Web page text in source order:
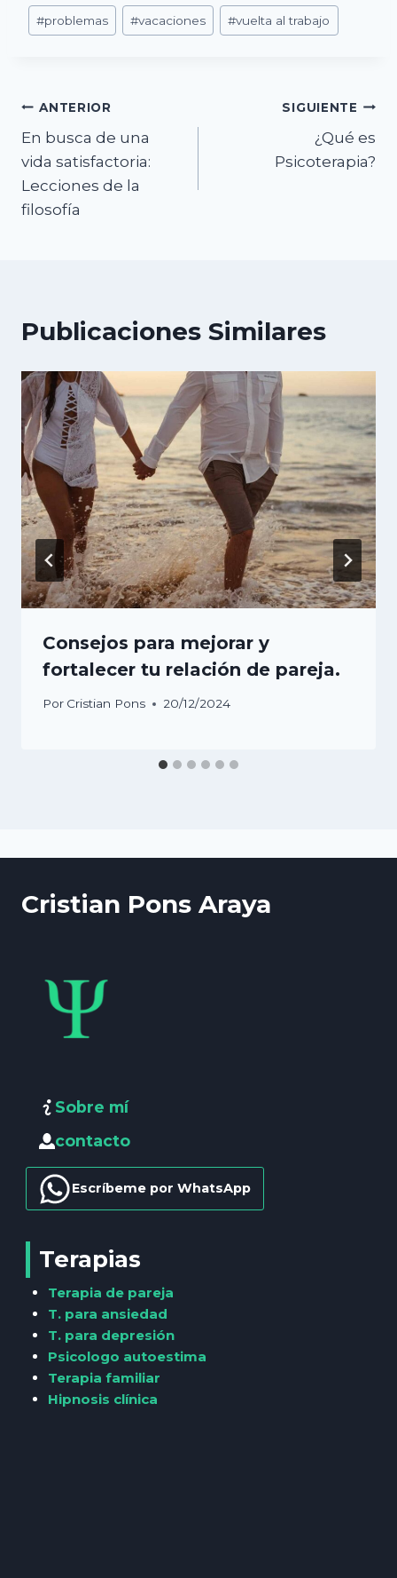
Etiquetas
de
#problemas #vacaciones #vuelta al trabajo
Navegación
de
entradas
ANTERIOR
En busca de una
vida satisfactoria:
Lecciones de la
filosofía
SIGUIENTE
¿Qué es
Psicoterapia?
Publicaciones Similares
Consejos para mejorar y
fortalecer tu relación de pareja.
Por Cristian Pons 20/12/2024
Cristian Pons Araya
Sobre mí
contacto
Escríbeme por WhatsApp
Terapias
Terapia de pareja
T. para ansiedad
T. para depresión
Psicologo autoestima
Terapia familiar
Hipnosis clínica